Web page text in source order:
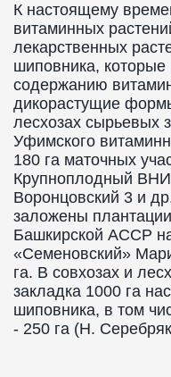
К настоящему
витаминных
лекарственных
шиповника, которые
содержанию
дикорастущие
лесхозах сырьевых
Уфимского
180 га маточных
Крупноплодный
Воронцовский 3 и
заложены
Башкирской АССР
«Семеновский»
га. В совхозах и
закладка 1000 га
шиповника, в том
- 250 га (Н.